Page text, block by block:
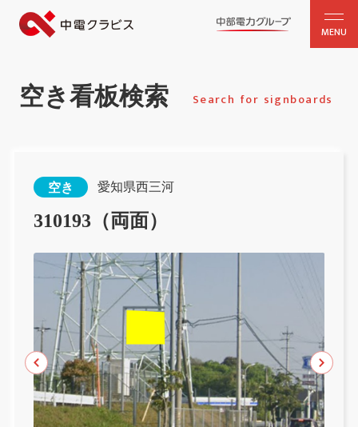
MENU
空き看板検索 Search for signboards
空き 愛知県西三河
310193（両面）